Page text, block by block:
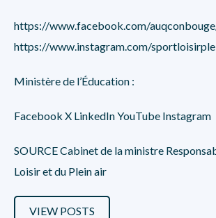
https://www.facebook.com/
https://www.instagram.com/
Ministère de l’Éducation :
Facebook X LinkedInYouTube Instagram
SOURCE Cabinet de la ministre
Loisir et du Plein air
VIEW POSTS